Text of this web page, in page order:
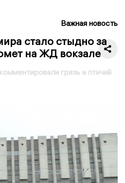
Важная новость
стало стыдно за
на ЖД вокзале
грязь и птичий